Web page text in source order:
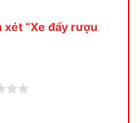
xét “Xe đẩy rượu